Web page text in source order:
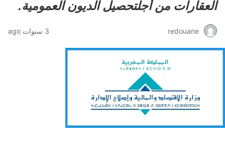
العقارات من أجلتحصيل الديون العمومية.
redouane 3 سنوات ago